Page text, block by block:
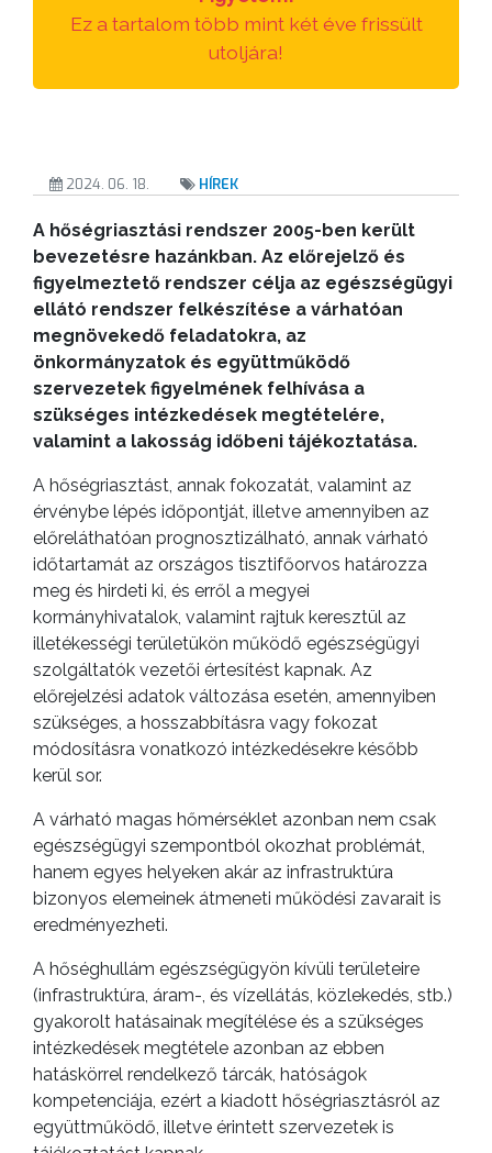
Ez a tartalom több mint két éve frissült
utoljára!
2024. 06. 18. HÍREK
A hőségriasztási rendszer 2005-ben került
bevezetésre hazánkban. Az előrejelző és
figyelmeztető rendszer célja az egészségügyi
ellátó rendszer felkészítése a várhatóan
megnövekedő feladatokra, az
önkormányzatok és együttműködő
szervezetek figyelmének felhívása a
szükséges intézkedések megtételére,
valamint a lakosság időbeni tájékoztatása.
A hőségriasztást, annak fokozatát, valamint az
érvénybe lépés időpontját, illetve amennyiben az
előreláthatóan prognosztizálható, annak várható
időtartamát az országos tisztifőorvos határozza
meg és hirdeti ki, és erről a megyei
kormányhivatalok, valamint rajtuk keresztül az
illetékességi területükön működő egészségügyi
szolgáltatók vezetői értesítést kapnak. Az
előrejelzési adatok változása esetén, amennyiben
szükséges, a hosszabbításra vagy fokozat
módosításra vonatkozó intézkedésekre később
kerül sor.
A várható magas hőmérséklet azonban nem csak
egészségügyi szempontból okozhat problémát,
hanem egyes helyeken akár az infrastruktúra
bizonyos elemeinek átmeneti működési zavarait is
eredményezheti.
A hőséghullám egészségügyön kívüli területeire
(infrastruktúra, áram-, és vízellátás, közlekedés, stb.)
gyakorolt hatásainak megítélése és a szükséges
intézkedések megtétele azonban az ebben
hatáskörrel rendelkező tárcák, hatóságok
kompetenciája, ezért a kiadott hőségriasztásról az
együttműködő, illetve érintett szervezetek is